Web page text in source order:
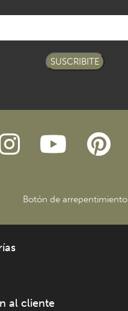
SUSCRIBITE
Botón de arrepentimiento
al cliente